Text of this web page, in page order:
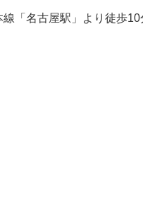
「名古屋駅」より徒歩10